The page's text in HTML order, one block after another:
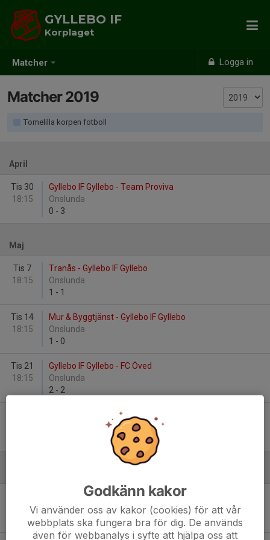
Matcher Logga in
GYLLEBO IF
Korplaget
Matcher 2019
Tomelilla korpen fotboll
April
Tis 30
18:15
Gyllebo IF Gyllebo - Team Proviva
Onslunda
0 - 3
Maj
Tis 7
18:15
Tranås - Gyllebo IF Gyllebo
Onslunda
1 - 1
Tis 14
18:15
Mur & Byggtjänst - Gyllebo IF Gyllebo
Onslunda
1 - 0
Tis 21
18:15
Gyllebo IF Gyllebo - FC Öved
Onslunda
2 - 2
Gyllebo IF Gyllebo - Svarta Gänget
19:00
The Playboys - Gyllebo IF Gyllebo
Onslunda
0- 3
Godkänn kakor
Vi använder oss av kakor (cookies) för att vår
webbplats ska fungera bra för dig. De används
även för webbanalys i syfte att hjälpa oss att